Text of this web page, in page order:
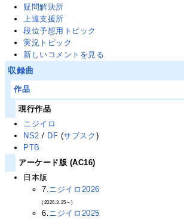
疑問解決所
上達支援所
段位予想用トピック
実況トピック
新しいコメントを見る
収録曲
作品
現行作品
ニジイロ
NS2 / DF (サブスク )
PTB
アーケード版 (AC16)
日本版
7. ニジイロ2026
(2026.3.25～)
6. ニジイロ2025